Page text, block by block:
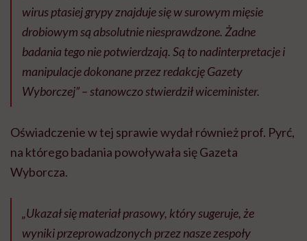
wirus ptasiej grypy znajduje się w surowym mięsie
drobiowym są absolutnie niesprawdzone. Żadne
badania tego nie potwierdzają. Są to nadinterpretacje i
manipulacje dokonane przez redakcję Gazety
Wyborczej” – stanowczo stwierdził wiceminister.
Oświadczenie w tej sprawie wydał również prof. Pyrć,
na którego badania powoływała się Gazeta
Wyborcza.
„Ukazał się materiał prasowy, który sugeruje, że
wyniki przeprowadzonych przez nasze zespoły